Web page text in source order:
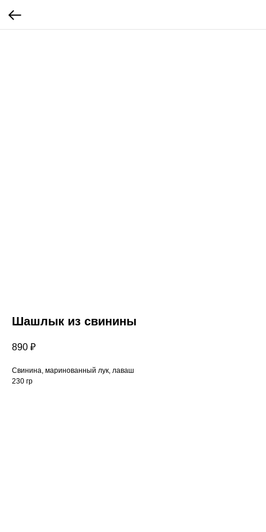
Шашлык из свинины
890 ₽
Свинина, маринованный лук, лаваш
230 гр